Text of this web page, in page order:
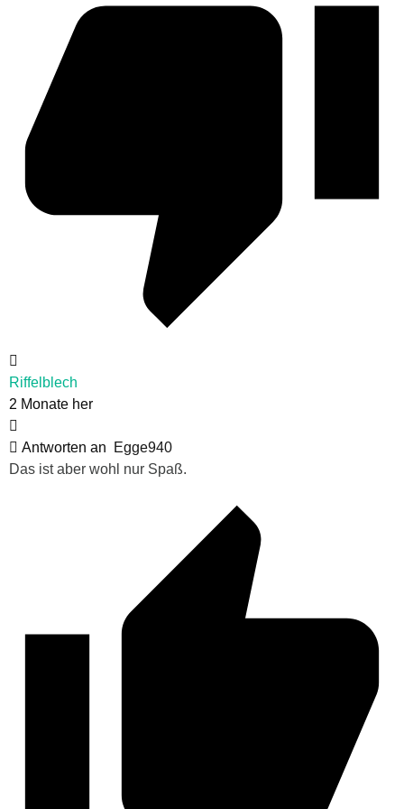
Riffelblech
2 Monate her
Antworten an
Egge940
Das ist aber wohl nur Spaß.